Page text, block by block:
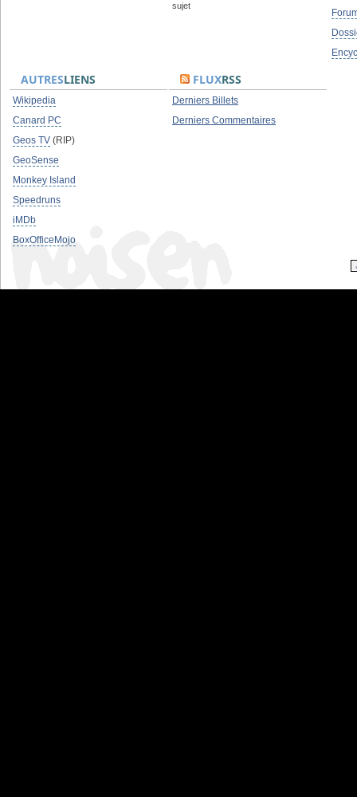
sujet
AUTRESLIENS
Wikipedia
Canard PC
Geos TV (RIP)
GeoSense
Monkey Island
Speedruns
iMDb
BoxOfficeMojo
FLUXRSS
Derniers Billets
Derniers Commentaires